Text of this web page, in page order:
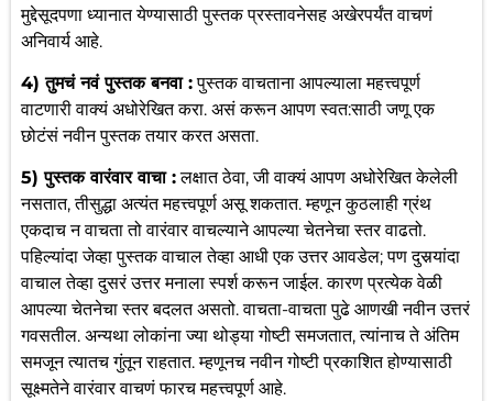
मुद्देसूदपणा ध्यानात येण्यासाठी पुस्तक प्रस्तावनेसह अखेरपर्यंत वाचणं
अनिवार्य आहे.
4) तुमचं नवं पुस्तक बनवा :पुस्तक वाचताना आपल्याला महत्त्वपूर्ण
वाटणारी वाक्यं अधोरेखित करा. असं करून आपण स्वत:साठी जणू एक
छोटंसं नवीन पुस्तक तयार करत असता.
5) पुस्तक वारंवार वाचा :लक्षात ठेवा, जी वाक्यं आपण अधोरेखित केलेली
नसतात, तीसुद्धा अत्यंत महत्त्वपूर्ण असू शकतात. म्हणून कुठलाही ग्रंथ
एकदाच न वाचता तो वारंवार वाचल्याने आपल्या चेतनेचा स्तर वाढतो.
पहिल्यांदा जेव्हा पुस्तक वाचाल तेव्हा आधी एक उत्तर आवडेल; पण दुसर्‍यांदा
वाचाल तेव्हा दुसरं उत्तर मनाला स्पर्श करून जाईल. कारण प्रत्येक वेळी
आपल्या चेतनेचा स्तर बदलत असतो. वाचता-वाचता पुढे आणखी नवीन उत्तरं
गवसतील. अन्यथा लोकांना ज्या थोड्या गोष्टी समजतात, त्यांनाच ते अंतिम
समजून त्यातच गुंतून राहतात. म्हणूनच नवीन गोष्टी प्रकाशित होण्यासाठी
सूक्ष्मतेने वारंवार वाचणं फारच महत्त्वपूर्ण आहे.